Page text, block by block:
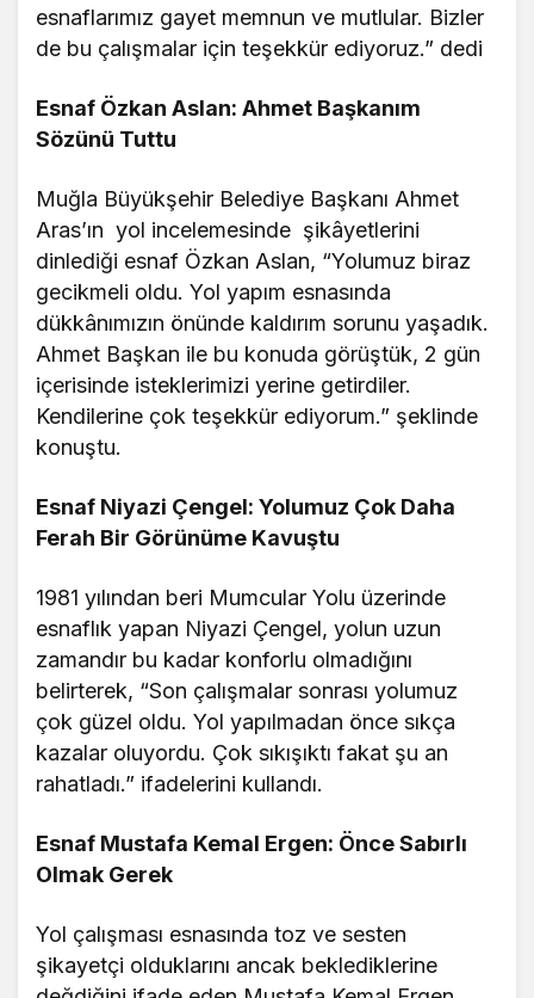
esnaflarımız gayet memnun ve mutlular. Bizler
de bu çalışmalar için teşekkür ediyoruz.” dedi
Esnaf Özkan Aslan: Ahmet Başkanım
Sözünü Tuttu
Muğla Büyükşehir Belediye Başkanı Ahmet
Aras’ın yol incelemesinde şikâyetlerini
dinlediği esnaf Özkan Aslan, “Yolumuz biraz
gecikmeli oldu. Yol yapım esnasında
dükkânımızın önünde kaldırım sorunu yaşadık.
Ahmet Başkan ile bu konuda görüştük, 2 gün
içerisinde isteklerimizi yerine getirdiler.
Kendilerine çok teşekkür ediyorum.” şeklinde
konuştu.
Esnaf Niyazi Çengel: Yolumuz Çok Daha
Ferah Bir Görünüme Kavuştu
1981 yılından beri Mumcular Yolu üzerinde
esnaflık yapan Niyazi Çengel, yolun uzun
zamandır bu kadar konforlu olmadığını
belirterek, “Son çalışmalar sonrası yolumuz
çok güzel oldu. Yol yapılmadan önce sıkça
kazalar oluyordu. Çok sıkışıktı fakat şu an
rahatladı.” ifadelerini kullandı.
Esnaf Mustafa Kemal Ergen: Önce Sabırlı
Olmak Gerek
Yol çalışması esnasında toz ve sesten
şikayetçi olduklarını ancak beklediklerine